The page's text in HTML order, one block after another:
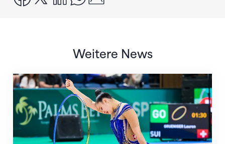
Weitere News
Nächster Halt: Weltmeisterschaft